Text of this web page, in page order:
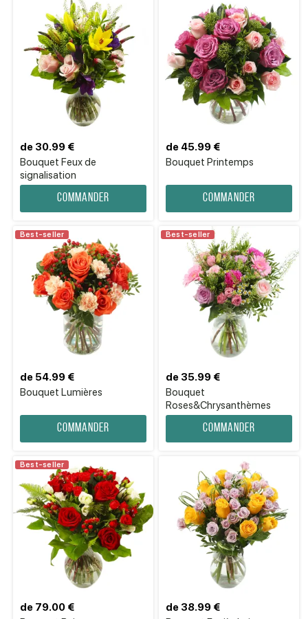
Bouquet Feux de
signalisation
de 30.99 €
Commander
Bouquet Printemps
de 45.99 €
Commander
Best-seller
Bouquet Lumières
de 54.99 €
Commander
Best-seller
Bouquet
Roses&Chrysanthèmes
de 35.99 €
Commander
Best-seller
de 79.00 € de 38.99 €